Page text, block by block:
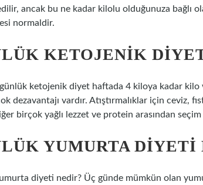
ancak bu ne kadar kilolu olduğunuza bağlı
normaldir.
KETOJENIK
ketojenik diyet haftada 4 kiloya kadar kilo
dezavantajı vardır. Atıştırmalıklar için ceviz,
birçok yağlı lezzet ve protein arasından
YUMURTA
diyeti nedir? Üç günde mümkün olan